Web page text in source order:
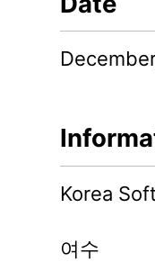
Korea
여수